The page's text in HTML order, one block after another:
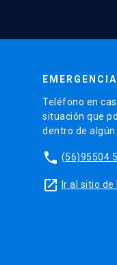
Teléfono en
situación que
dentro de algún
phone (56)95504
launch Ir al sitio